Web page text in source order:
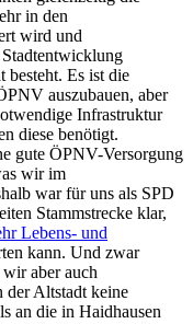
in den
wird und
besteht. Es ist die
auszubauen, aber
Infrastruktur
diese benötigt.
gute ÖPNV-Versorgung
wir im
war für uns als SPD
Stammstrecke klar,
Lebens- und
kann. Und zwar
aber auch
der Altstadt keine
an die in Haidhausen